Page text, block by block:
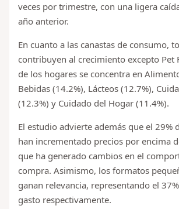
veces por trimestre, con una ligera
año anterior.
En cuanto a las canastas de consumo,
contribuyen al crecimiento excepto Pet
de los hogares se concentra en
Bebidas (14.2%), Lácteos (12.7%),
(12.3%) y Cuidado del Hogar (11.4%).
El estudio advierte además que el 29%
han incrementado precios por encima
que ha generado cambios en el
compra. Asimismo, los formatos
ganan relevancia, representando el
gasto respectivamente.